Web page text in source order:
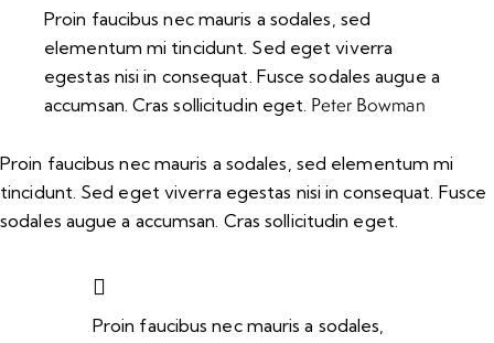
Proin faucibus nec mauris a sodales, sed
elementum mi tincidunt. Sed eget viverra
egestas nisi in consequat. Fusce sodales augue a
accumsan. Cras sollicitudin eget. Peter Bowman
Proin faucibus nec mauris a sodales, sed elementum mi
tincidunt. Sed eget viverra egestas nisi in consequat. Fusce
sodales augue a accumsan. Cras sollicitudin eget.
Proin faucibus nec mauris a sodales,